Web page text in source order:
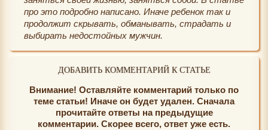
про это подробно написано. Иначе ребенок так и
продолжит скрывать, обманывать, страдать и
выбирать недостойных мужчин.
ДОБАВИТЬ КОММЕНТАРИЙ К СТАТЬЕ
Внимание! Оставляйте комментарий только по
теме статьи! Иначе он будет удален. Сначала
прочитайте ответы на предыдущие
комментарии. Скорее всего, ответ уже есть.